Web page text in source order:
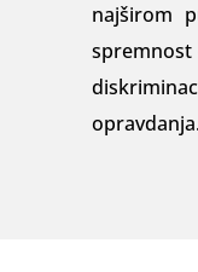
najširom
spremnost